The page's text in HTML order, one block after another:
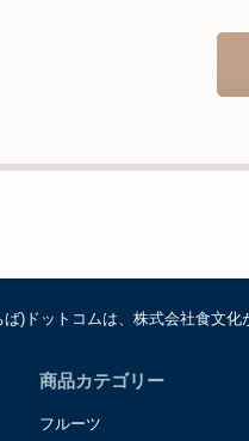
個人情報の開示等および問合せ窓
の求めにより、当社が保有する
様のお名前、ご住所、電話番号、
関する問合わせ窓口
東京都港区東麻布一丁目２７番１
401-6847
ば)ドットコムは、株式会社食文
商品カテゴリー
フルーツ